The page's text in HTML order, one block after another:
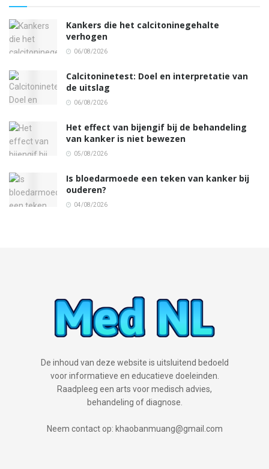
Kankers die het calcitoninegehalte
verhogen
06/08/2026
Calcitoninetest: Doel en interpretatie van
de uitslag
06/08/2026
Het effect van bijengif bij de behandeling
van kanker is niet bewezen
05/08/2026
Is bloedarmoede een teken van kanker bij
ouderen?
04/08/2026
De inhoud van deze website is uitsluitend bedoeld
voor informatieve en educatieve doeleinden.
Raadpleeg een arts voor medisch advies,
behandeling of diagnose.
Neem contact op: khaobanmuang@gmail.com